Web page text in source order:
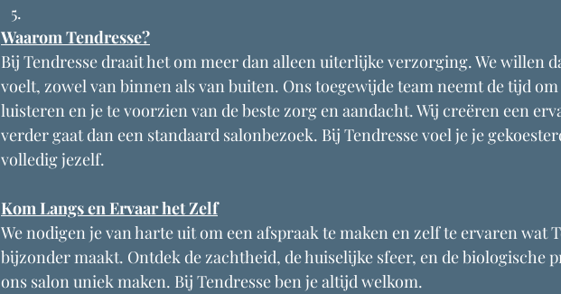
Waarom Tendresse?
Bij Tendresse draait het om meer dan alleen uiterlijke verzorging. We willen
voelt, zowel van binnen als van buiten. Ons toegewijde team neemt de tijd
luisteren en je te voorzien van de beste zorg en aandacht. Wij creëren een
verder gaat dan een standaard salonbezoek. Bij Tendresse voel je je
volledig jezelf.
Kom Langs en Ervaar het Zelf
We nodigen je van harte uit om een afspraak te maken en zelf te ervaren wat
bijzonder maakt. Ontdek de zachtheid, de huiselijke sfeer, en de biologische
ons salon uniek maken. Bij Tendresse ben je altijd welkom.